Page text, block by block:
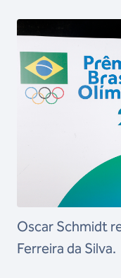
Oscar Schmidt
Ferreira da Silva.